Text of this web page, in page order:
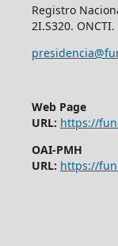
Registro
2I.S320.
Web Page
URL: https://
OAI-PMH
URL: https://